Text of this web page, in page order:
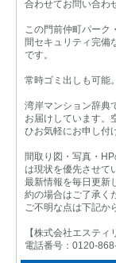
合わせてお問い合わ
この門前仲町パーク
間セキュリティ完備
です。
常時ゴミ出しも可能
湾岸マンション辞典
お届けしています。
ひお気軽にお申し付
間取り図・写真・
は現状を優先させて
最新情報を毎日更新
約の場合はご了承く
ご不明な点は下記か
【株式会社エスティ
電話番号：0120-